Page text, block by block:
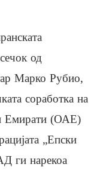
од
Марко Рубио,
соработка на
Емирати (ОАЕ)
„Епски
ги нарекоа